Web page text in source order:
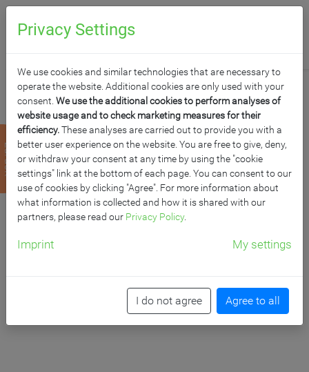
zurück FEDERZUGTAFEL AUS
STAHL, GRÜN
MF: 200x100 cm FF: 100x100 cm, fahrbar
Artikelnummer: FZR 201STG
Privacy Settings
We use cookies and similar technologies that are necessary to
operate the website. Additional cookies are only used with your
consent. We use the additional cookies to perform analyses of
website usage and to check marketing measures for their
efficiency.These analyses are carried out to provide you with a
better user experience on the website. You are free to give, deny,
or withdraw your consent at any time by using the "cookie
settings" link at the bottom of each page. You can consent to our
use of cookies by clicking "Agree". For more information about
what information is collected and how it is shared with our
partners, please read our Privacy Policy.
Imprint My settings
I do not agree Agree to all